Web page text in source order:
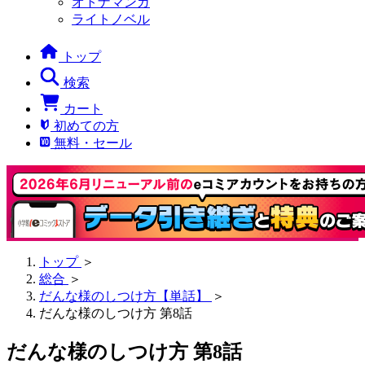
ライトノベル
トップ
検索
カート
初めての方
無料・セール
トップ ＞
総合 ＞
だんな様のしつけ方【単話】
＞
だんな様のしつけ方 第8話
だんな様のしつけ方 第8話